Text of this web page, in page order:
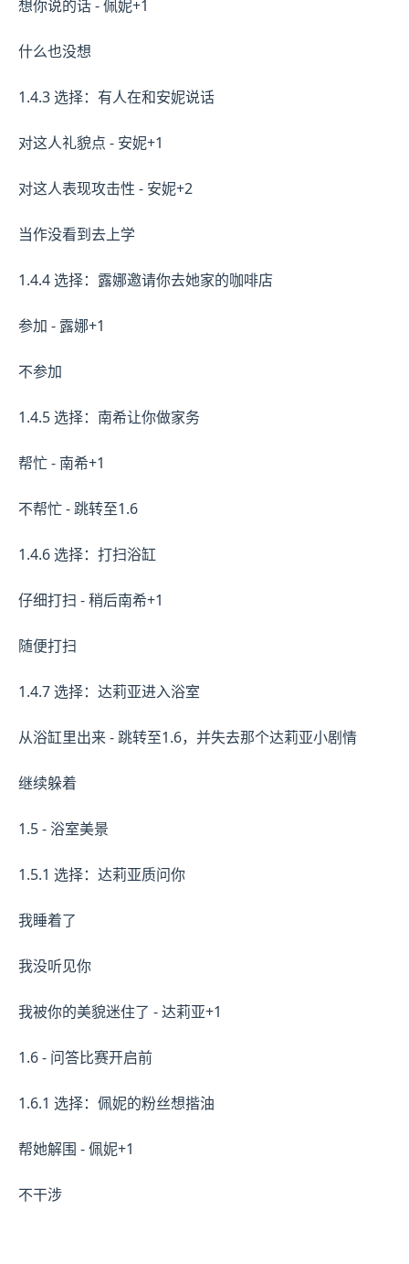
想你说的话 - 佩妮+1
什么也没想
1.4.3 选择：有人在和安妮说话
对这人礼貌点 - 安妮+1
对这人表现攻击性 - 安妮+2
当作没看到去上学
1.4.4 选择：露娜邀请你去她家的咖啡店
参加 - 露娜+1
不参加
1.4.5 选择：南希让你做家务
帮忙 - 南希+1
不帮忙 - 跳转至1.6
1.4.6 选择：打扫浴缸
仔细打扫 - 稍后南希+1
随便打扫
1.4.7 选择：达莉亚进入浴室
从浴缸里出来 - 跳转至1.6，并失去那个达莉亚小剧情
继续躲着
1.5 - 浴室美景
1.5.1 选择：达莉亚质问你
我睡着了
我没听见你
我被你的美貌迷住了 - 达莉亚+1
1.6 - 问答比赛开启前
1.6.1 选择：佩妮的粉丝想揩油
帮她解围 - 佩妮+1
不干涉